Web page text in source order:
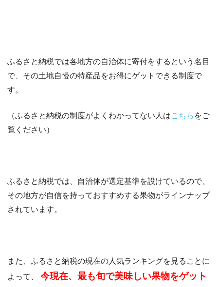
ふるさと納税では各地方の自治体に寄付をするという名目
で、その土地自慢の特産品をお得にゲットできる制度で
す。
（ふるさと納税の制度がよくわかってない人はこちら をご
覧ください）
ふるさと納税では、自治体が選定基準を設けているので、
その地方が自信を持っておすすめする果物がラインナップ
されています。
また、ふるさと納税の現在の人気ランキングを見ることに
よって、 今現在、最も旬で美味しい果物をゲット